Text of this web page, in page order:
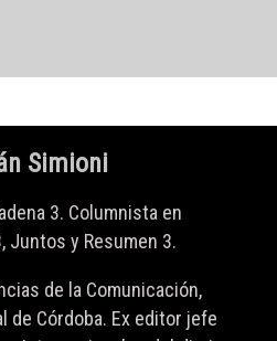
Simioni
3. Columnista en
Juntos y Resumen 3.
de la Comunicación,
de Córdoba. Ex editor jefe